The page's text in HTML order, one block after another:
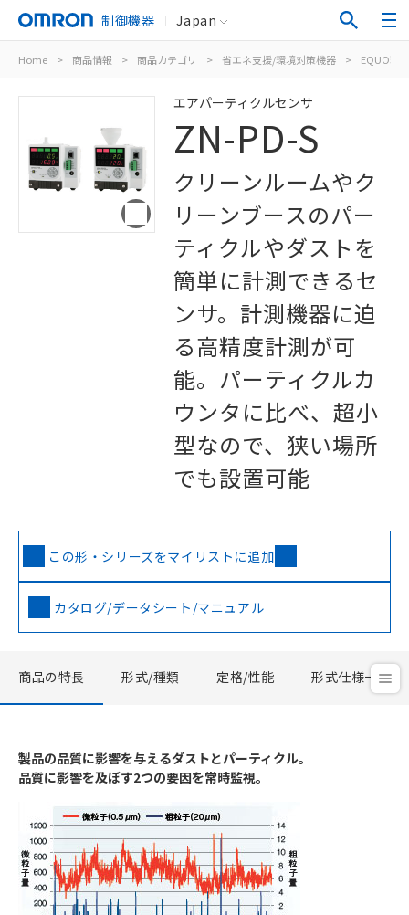
制御機器 Japan
Home > 商品情報 > 商品カテゴリ > 省エネ支援/環境対策機器 > EQUO環
エアパーティクルセンサ
ZN-PD-S
クリーンルームやク
リーンブースのパー
ティクルやダストを
簡単に計測できるセ
ンサ。計測機器に迫
る高精度計測が可
能。パーティクルカ
ウンタに比べ、超小
型なので、狭い場所
でも設置可能
この形・シリーズをマイリストに追加
カタログ/データシート/マニュアル
商品の特長 形式/種類 定格/性能 形式仕様一覧
製品の品質に影響を与えるダストとパーティクル。
品質に影響を及ぼす2つの要因を常時監視。